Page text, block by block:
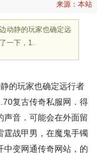
来源：本站
动静的玩家也确定远
一下，1.
的玩家也确定远行者
复古传奇私服网．得
声音．可能会在外面留
霆战甲男，在魔鬼手镯
中变网通传奇网站，的